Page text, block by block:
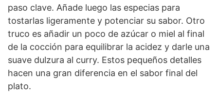
paso clave. Añade luego las especias para
tostarlas ligeramente y potenciar su sabor. Otro
truco es añadir un poco de azúcar o miel al final
de la cocción para equilibrar la acidez y darle una
suave dulzura al curry. Estos pequeños detalles
hacen una gran diferencia en el sabor final del
plato.